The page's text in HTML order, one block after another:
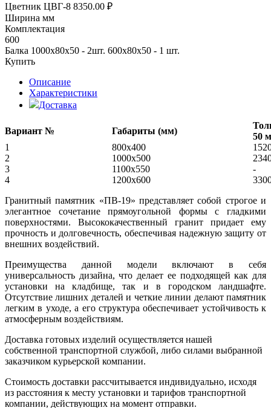
Цветник ЦВГ-8 8350.00 ₽
Ширина мм
Комплектация
600
Балка 1000х80х50 - 2шт. 600х80х50 - 1 шт.
Купить
Описание
Характеристики
Доставка
Вариант № Габариты (мм)
50
1
800x400
2
1000х500
3
1100х550
-
4
1200х600
Гранитный памятник «ПВ-19» представляет собой строгое и
элегантное сочетание прямоугольной формы с гладкими
поверхностями. Высококачественный гранит придает ему
прочность и долговечность, обеспечивая надежную защиту от
внешних воздействий.
Преимущества данной модели включают в себя
универсальность дизайна, что делает ее подходящей как для
установки на кладбище, так и в городском ландшафте.
Отсутствие лишних деталей и четкие линии делают памятник
легким в уходе, а его структура обеспечивает устойчивость к
атмосферным воздействиям.
Доставка готовых изделий осуществляется нашей
собственной транспортной службой, либо силами выбранной
заказчиком курьерской компании.
Стоимость доставки рассчитывается индивидуально, исходя
из расстояния к месту установки и тарифов транспортной
компании, действующих на момент отправки.